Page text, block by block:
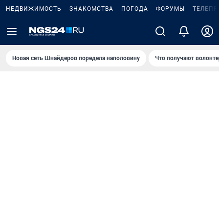
НЕДВИЖИМОСТЬ ЗНАКОМСТВА ПОГОДА ФОРУМЫ
Новая сеть Шнайдеров поредела наполовину Что получают